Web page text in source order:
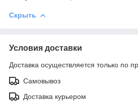
Скрыть
Условия доставки
Доставка осуществляется только по
Самовывоз
Доставка курьером